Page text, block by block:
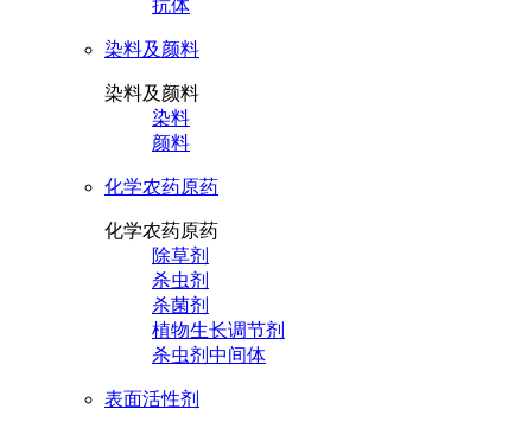
抗体
染料及颜料
染料及颜料
染料
颜料
化学农药原药
化学农药原药
除草剂
杀虫剂
杀菌剂
植物生长调节剂
杀虫剂中间体
表面活性剂